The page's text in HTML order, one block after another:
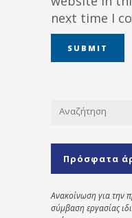
next time I
Πρόσφατα
Ανακοίνωση για την
σύμβαση εργασίας